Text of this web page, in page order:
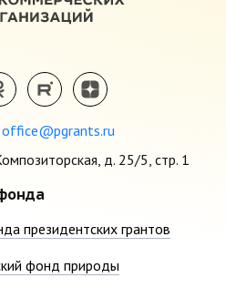
office@pgrants.ru
д. 25/5, стр. 1
президентских грантов
фонд природы